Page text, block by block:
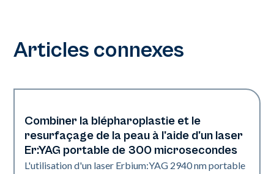
Articles connexes
Resurfaçage de la peau
Combiner la blépharoplastie et le
resurfaçage de la peau à l'aide d'un laser
Er:YAG portable de 300 microsecondes
L'utilisation d'un laser Erbium:YAG 2940 nm portable